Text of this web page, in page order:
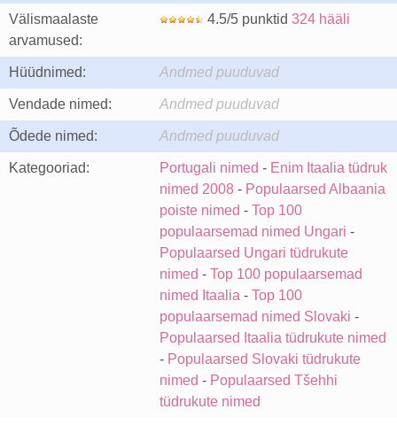
Välismaalaste
arvamused:
4.5/5 punktid 324 hääli
Hüüdnimed: Andmed puuduvad
Vendade nimed: Andmed puuduvad
Õdede nimed: Andmed puuduvad
Kategooriad: Portugali nimed - Enim Itaalia tüdruk
nimed 2008 - Populaarsed Albaania
poiste nimed - Top 100
populaarsemad nimed Ungari -
Populaarsed Ungari tüdrukute
nimed - Top 100 populaarsemad
nimed Itaalia - Top 100
populaarsemad nimed Slovaki -
Populaarsed Itaalia tüdrukute nimed
- Populaarsed Slovaki tüdrukute
nimed - Populaarsed Tšehhi
tüdrukute nimed